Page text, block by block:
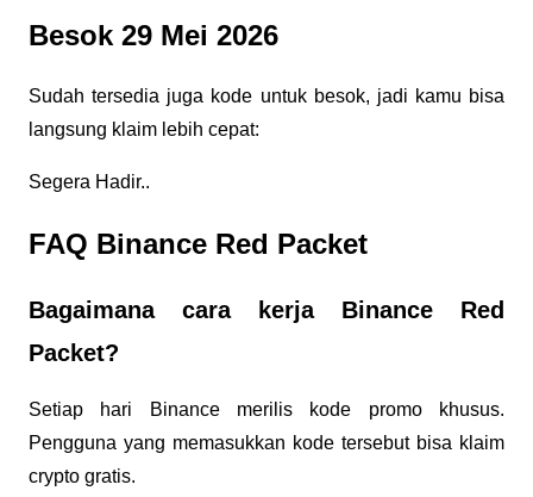
Besok 29 Mei 2026
Sudah tersedia juga kode untuk besok, jadi kamu bisa
langsung klaim lebih cepat:
Segera Hadir..
FAQ Binance Red Packet
Bagaimana cara kerja Binance Red
Packet?
Setiap hari Binance merilis kode promo khusus.
Pengguna yang memasukkan kode tersebut bisa klaim
crypto gratis.